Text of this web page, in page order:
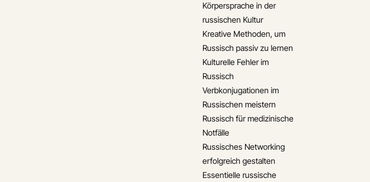
Körpersprache in der
russischen Kultur
Kreative Methoden, um
Russisch passiv zu lernen
Kulturelle Fehler im
Russisch
Verbkonjugationen im
Russischen meistern
Russisch für medizinische
Notfälle
Russisches Networking
erfolgreich gestalten
Essentielle russische